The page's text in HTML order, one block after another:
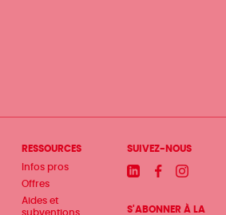
RESSOURCES
Infos pros
Offres
Aides et
subventions
SUIVEZ-NOUS
LinkedinFacebookInstagram
S'ABONNER À LA